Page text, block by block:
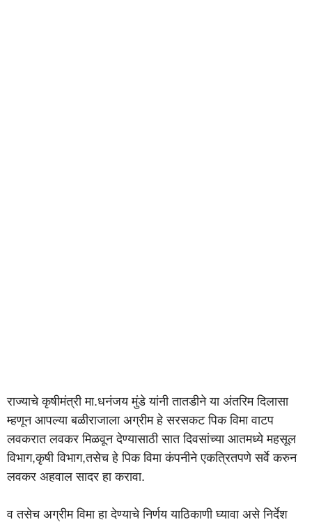
राज्याचे कृषीमंत्री मा.धनंजय मुंडे यांनी तातडीने या अंतरिम दिलासा
म्हणून आपल्या बळीराजाला अग्रीम हे सरसकट पिक विमा वाटप
लवकरात लवकर मिळवून देण्यासाठी सात दिवसांच्या आतमध्ये महसूल
विभाग,कृषी विभाग,तसेच हे पिक विमा कंपनीने एकत्रितपणे सर्वे करुन
लवकर अहवाल सादर हा करावा.
व तसेच अग्रीम विमा हा देण्याचे निर्णय याठिकाणी घ्यावा असे निर्देश